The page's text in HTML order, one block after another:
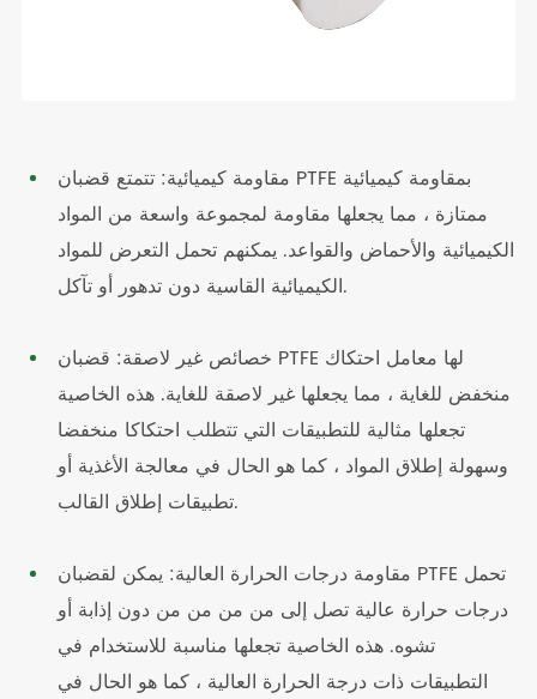
مقاومة كيميائية: تتمتع قضبان PTFE بمقاومة كيميائية
ممتازة ، مما يجعلها مقاومة لمجموعة واسعة من المواد
الكيميائية والأحماض والقواعد. يمكنهم تحمل التعرض للمواد
الكيميائية القاسية دون تدهور أو تآكل.
خصائص غير لاصقة: قضبان PTFE لها معامل احتكاك
منخفض للغاية ، مما يجعلها غير لاصقة للغاية. هذه الخاصية
تجعلها مثالية للتطبيقات التي تتطلب احتكاكا منخفضا
وسهولة إطلاق المواد ، كما هو الحال في معالجة الأغذية أو
تطبيقات إطلاق القالب.
مقاومة درجات الحرارة العالية: يمكن لقضبان PTFE تحمل
درجات حرارة عالية تصل إلى من من من من دون إذابة أو
تشوه. هذه الخاصية تجعلها مناسبة للاستخدام في
التطبيقات ذات درجة الحرارة العالية ، كما هو الحال في